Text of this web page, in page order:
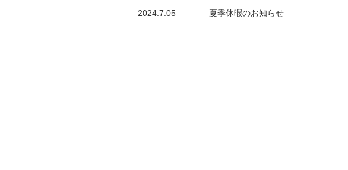
2024.7.05
夏季休暇のお知らせ